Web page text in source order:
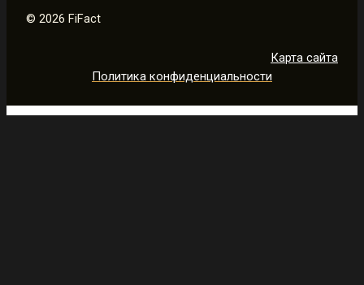
© 2026 FiFact
Карта сайта
Политика конфиденциальности